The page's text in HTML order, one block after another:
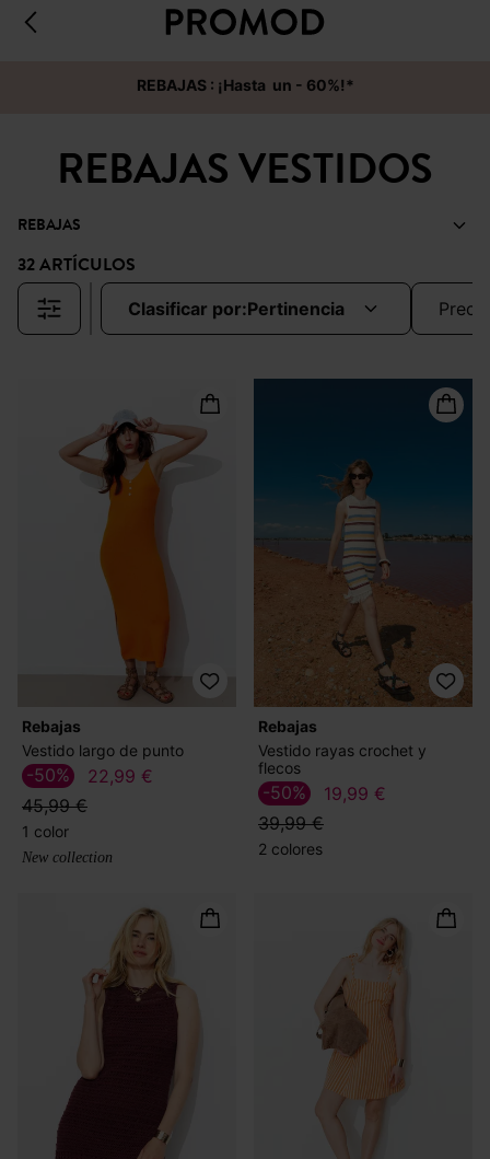
REBAJAS : ¡Hasta un - 60%!*
REBAJAS VESTIDOS
REBAJAS
32 ARTÍCULOS
clasificar por: pertinencia precio
Rebajas
Vestido largo de punto
22,99 €
45,99 €
-50%
1 color
New collection
Rebajas
Vestido rayas crochet y
flecos
19,99 €
39,99 €
-50%
2 colores